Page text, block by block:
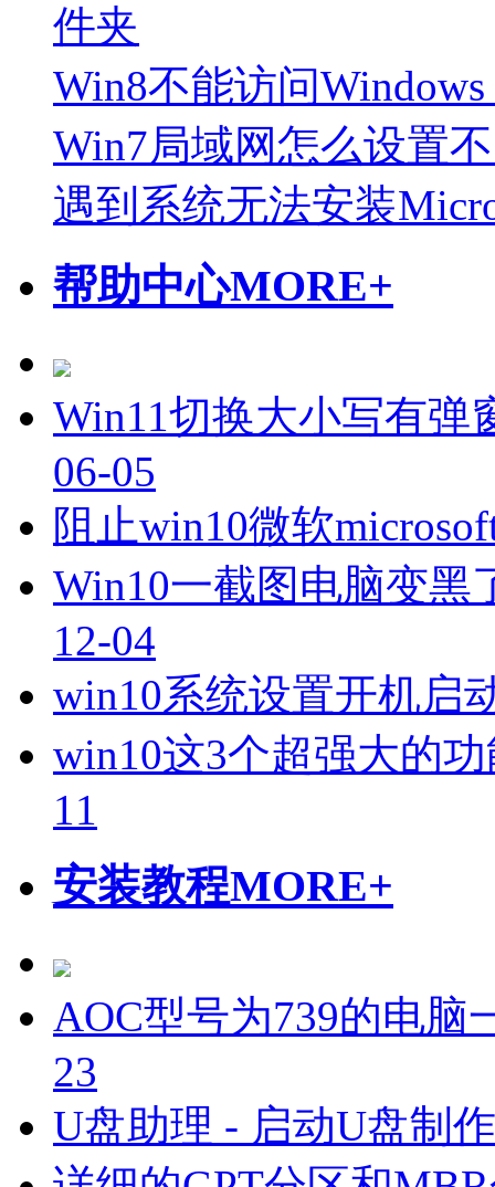
件夹
Win8不能访问
Win7局域网怎么设置
遇到系统无法安装
帮助中心MORE+
Win11切换大小写有弹
06-05
阻止win10微软
Win10一截图电脑变黑
12-04
win10系统设置开机启
win10这3个超强大的
11
安装教程MORE+
AOC型号为739的电脑
23
U盘助理 - 启动U盘制